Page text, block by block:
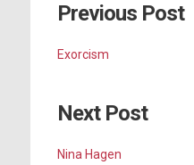
Previous Post
Exorcism
Next Post
Nina Hagen